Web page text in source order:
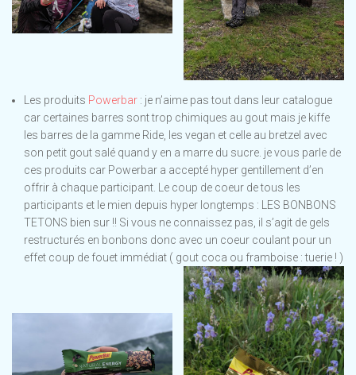
Les produits Powerbar : je n’aime pas tout dans leur catalogue
car certaines barres sont trop chimiques au gout mais je kiffe
les barres de la gamme Ride, les vegan et celle au bretzel avec
son petit gout salé quand y en a marre du sucre. je vous parle de
ces produits car Powerbar a accepté hyper gentillement d’en
offrir à chaque participant. Le coup de coeur de tous les
participants et le mien depuis hyper longtemps : LES BONBONS
TETONS bien sur !! Si vous ne connaissez pas, il s’agit de gels
restructurés en bonbons donc avec un coeur coulant pour un
effet coup de fouet immédiat ( gout coca ou framboise : tuerie ! )